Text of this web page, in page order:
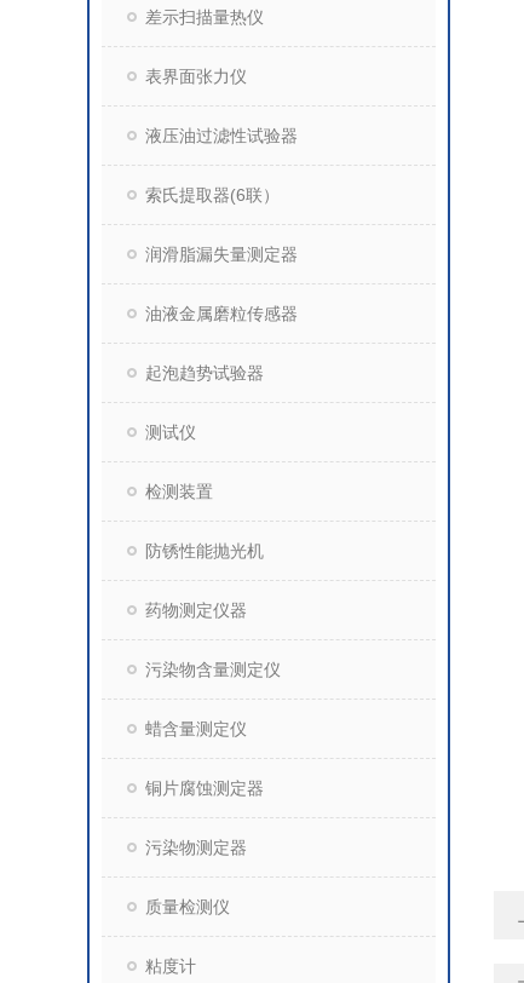
差示扫描量热仪
表界面张力仪
液压油过滤性试验器
索氏提取器(6联）
润滑脂漏失量测定器
油液金属磨粒传感器
起泡趋势试验器
测试仪
检测装置
防锈性能抛光机
药物测定仪器
污染物含量测定仪
蜡含量测定仪
铜片腐蚀测定器
污染物测定器
质量检测仪
粘度计